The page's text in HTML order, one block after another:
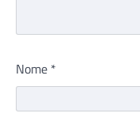
Nome *